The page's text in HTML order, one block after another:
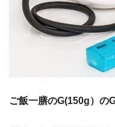
ご飯一膳のG(150g）の